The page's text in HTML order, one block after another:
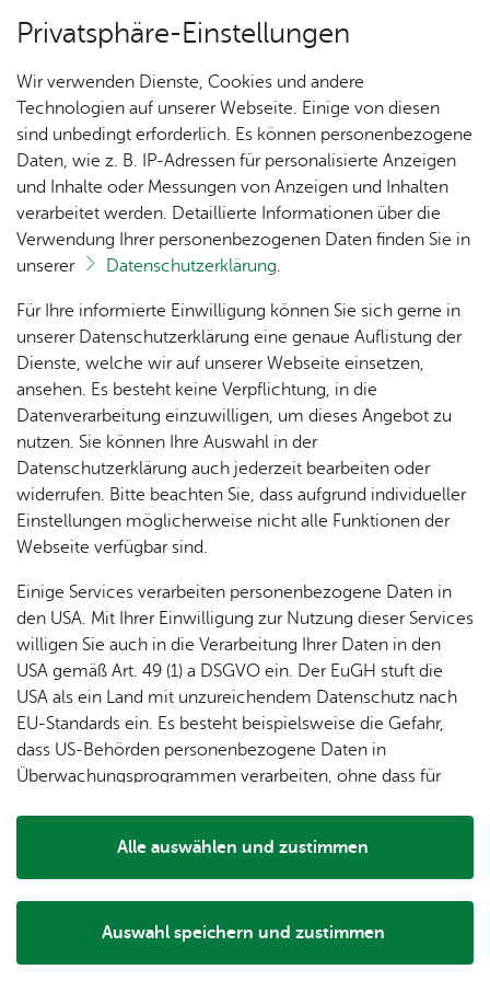
Un­se­re Ort­schaft
Ak­tu­
1250
Jahre
Ai­lin­
gen
chen­
markt
Mit­tei­
lungs­
blatt
Zah­
len,
Daten
& Fak­
ten
Ai­lin­
ger
Fe­ri­
en­
Ge­
schic
h­te
Orts­
vor­
& Ort­
schaft
s­rat
Ver­
eins­le­
ben
Lo­ka­le
Agen­
da
Ak­ti­on
mein­
sinn
Ai­lin­
gen
Öf­
fent­li­
Ein­
rich­
tun­
gen
Bil­der
Orts­
plan
Aus­bil­
dung
& of­fe­
Tou­ris­mus
Veranstaltungstipps
Von Festivals wie Kulturufer und Bodenseefestival
über DoDays und Beach Days bis hin zur
Bodensee-Weihnacht bietet Friedrichshafen
vielfältige Events. Den Kalender der Ortschaft
Ailingen finden Sie
hier, alle Friedrichshafener
Termine unter
www.kalender.friedrichshafen.de
Ufer­pro­me­na­de
31.07.2026 – 09.08.2026
Kulturufer 2026
Privatsphäre-Einstellungen
Wir verwenden Dienste, Cookies und andere
Technologien auf unserer Webseite. Einige von diesen
sind unbedingt erforderlich. Es können personenbezogene
Daten, wie z. B. IP-Adressen für personalisierte Anzeigen
und Inhalte oder Messungen von Anzeigen und Inhalten
verarbeitet werden. Detaillierte Informationen über die
Verwendung Ihrer personenbezogenen Daten finden Sie in
unserer
Datenschutzerklärung.
Für Ihre informierte Einwilligung können Sie sich gerne in
unserer Datenschutzerklärung eine genaue Auflistung der
Dienste, welche wir auf unserer Webseite einsetzen,
ansehen. Es besteht keine Verpflichtung, in die
Datenverarbeitung einzuwilligen, um dieses Angebot zu
nutzen. Sie können Ihre Auswahl in der
Datenschutzerklärung auch jederzeit bearbeiten oder
widerrufen. Bitte beachten Sie, dass aufgrund individueller
Einstellungen möglicherweise nicht alle Funktionen der
Webseite verfügbar sind.
Einige Services verarbeiten personenbezogene Daten in
den USA. Mit Ihrer Einwilligung zur Nutzung dieser Services
willigen Sie auch in die Verarbeitung Ihrer Daten in den
USA gemäß Art. 49 (1) a DSGVO ein. Der EuGH stuft die
USA als ein Land mit unzureichendem Datenschutz nach
EU-Standards ein. Es besteht beispielsweise die Gefahr,
dass US-Behörden personenbezogene Daten in
Überwachungsprogrammen verarbeiten, ohne dass für
Auswahl speichern und zustimmen
Alle auswählen und zustimmen